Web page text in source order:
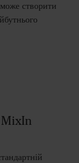
створити
MixIn